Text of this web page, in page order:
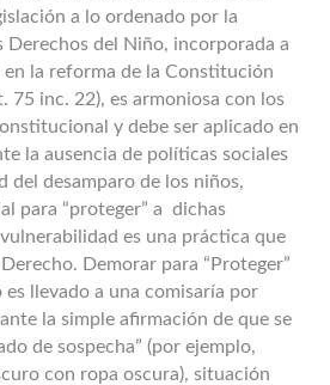
a lo ordenado por la
Derechos del Niño, incorporada a
la reforma de la Constitución
75 inc. 22), es armoniosa con los
y debe ser aplicado en
la ausencia de políticas sociales
del desamparo de los niños,
para “proteger” a dichas
es una práctica que
Demorar para “Proteger”
es llevado a una comisaría por
la simple afirmación de que se
de sospecha” (por ejemplo,
con ropa oscura), situación